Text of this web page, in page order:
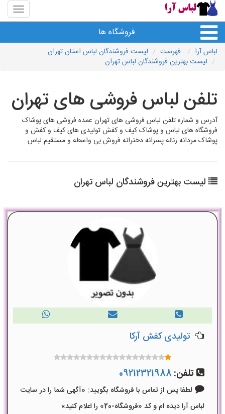
منوی
سایت
آرا
فروشگاه ها
لباس آرا فهرست
لیست فروشندگان لباس استان تهران
لیست بهترین فروشندگان لباس تهران
تلفن لباس فروشی های تهران
آدرس و شماره تلفن لباس فروشی های تهران عمده فروشی های پوشاک
فروشگاه های لباس و پوشاک کیف و کفش تولیدی های کیف و کفش و
پوشاک مردانه زنانه پسرانه دخترانه فروش بی واسطه و مستقیم لباس
لیست بهترین فروشندگان لباس تهران
تولیدی کفش آرکا
تلفن: 09212321988
لطفا پس از تماس با فروشگاه بگویید: «آگهی شما را در سایت
لباس آرا دیده ام و کد «فروشگاه-20» را اعلام کنید»